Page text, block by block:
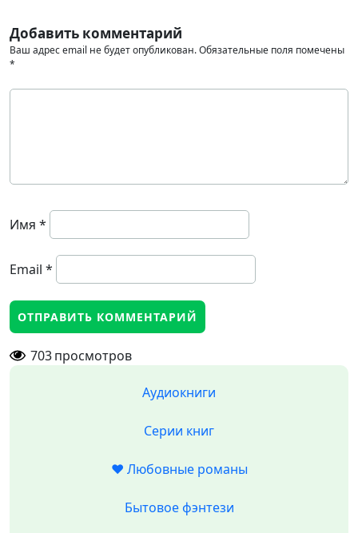
Добавить комментарий
Ваш адрес email не будет опубликован.Обязательные поля помечены
*
Имя *
Email *
703просмотров
Аудиокниги
Серии книг
❤️ Любовные романы
Бытовое фэнтези